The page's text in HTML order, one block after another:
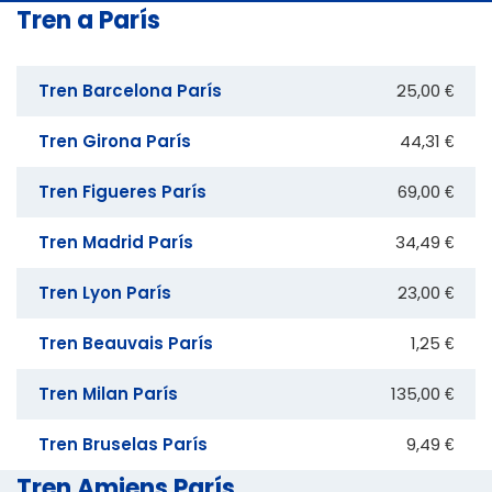
Tren a París
Tren Barcelona París 25,00 €
Tren Girona París 44,31 €
Tren Figueres París 69,00 €
Tren Madrid París 34,49 €
Tren Lyon París 23,00 €
Tren Beauvais París 1,25 €
Tren Milan París 135,00 €
Tren Bruselas París 9,49 €